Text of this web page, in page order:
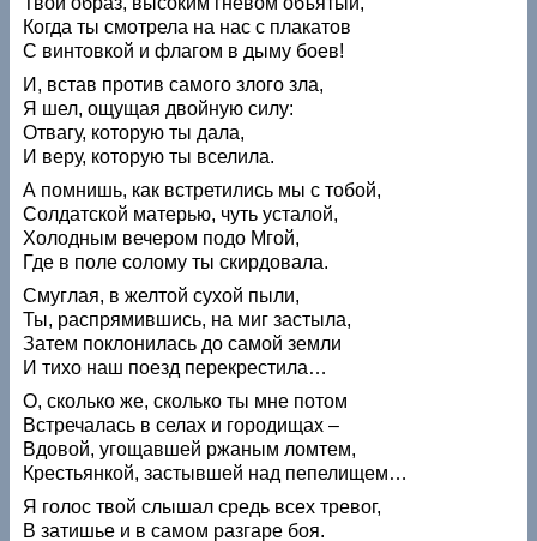
Когда ты смотрела на нас с плакатов
С винтовкой и флагом в дыму боев!
И, встав против самого злого зла,
Я шел, ощущая двойную силу:
Отвагу, которую ты дала,
И веру, которую ты вселила.
А помнишь, как встретились мы с тобой,
Солдатской матерью, чуть усталой,
Холодным вечером подо Мгой,
Где в поле солому ты скирдовала.
Смуглая, в желтой сухой пыли,
Ты, распрямившись, на миг застыла,
Затем поклонилась до самой земли
И тихо наш поезд перекрестила…
О, сколько же, сколько ты мне потом
Встречалась в селах и городищах –
Вдовой, угощавшей ржаным ломтем,
Крестьянкой, застывшей над пепелищем…
Я голос твой слышал средь всех тревог,
В затишье и в самом разгаре боя.